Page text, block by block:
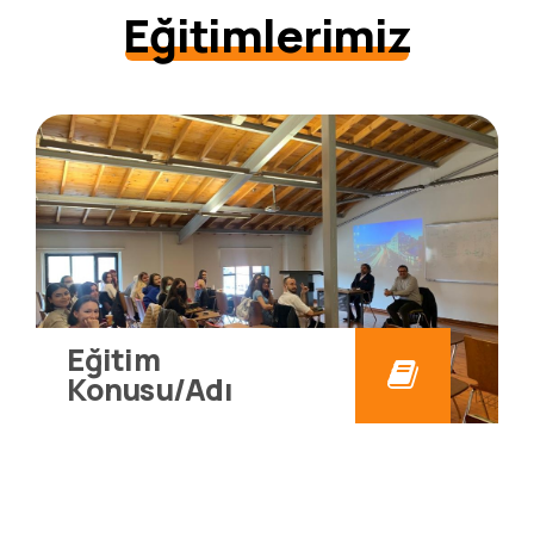
Eğitimlerimiz
Eğitim
Konusu/Adı